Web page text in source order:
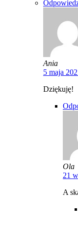
Ania
5 maja
Dziękuję!
Ola
21
A